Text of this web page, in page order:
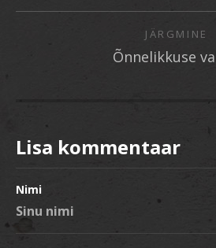
JÄRGMINE
Õnnelikkuse
Lisa kommentaar
Nimi